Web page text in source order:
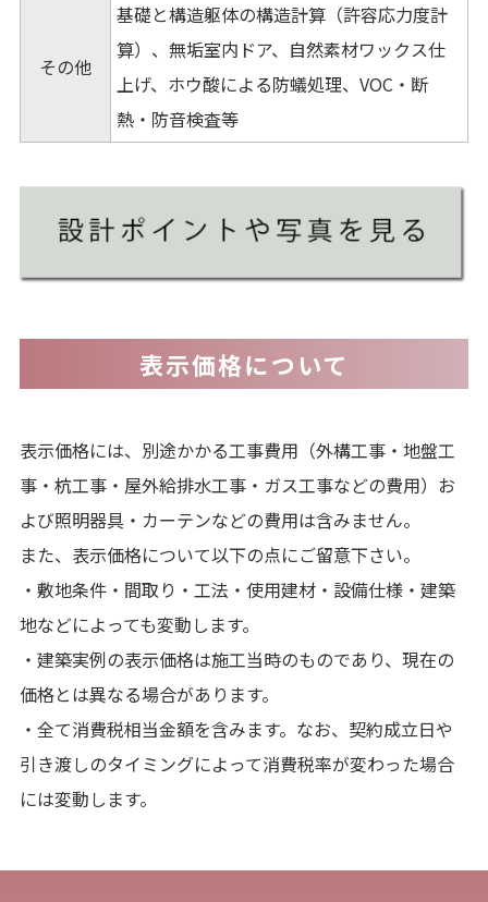
その他
基礎と構造躯体の構造計算（許容応力度計
算）、無垢室内ドア、自然素材ワックス仕
上げ、ホウ酸による防蟻処理、VOC・断
熱・防音検査等
表示価格について
表示価格には、別途かかる工事費用（外構工事・地盤工
事・杭工事・屋外給排水工事・ガス工事などの費用）お
よび照明器具・カーテンなどの費用は含みません。
また、表示価格について以下の点にご留意下さい。
・敷地条件・間取り・工法・使用建材・設備仕様・建築
地などによっても変動します。
・建築実例の表示価格は施工当時のものであり、現在の
価格とは異なる場合があります。
・全て消費税相当金額を含みます。なお、契約成立日や
引き渡しのタイミングによって消費税率が変わった場合
には変動します。